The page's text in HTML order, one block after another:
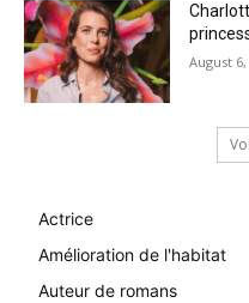
August 6,
Actrice
Amélioration de l'habitat
Auteur de romans